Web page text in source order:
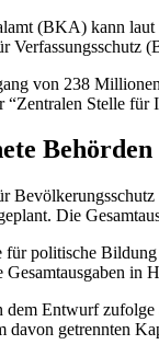
(BKA) kann laut
von 238
“Zentralen Stelle
Behörden
Die
für politische
Gesamtausgaben
dem Entwurf
davon getrennten